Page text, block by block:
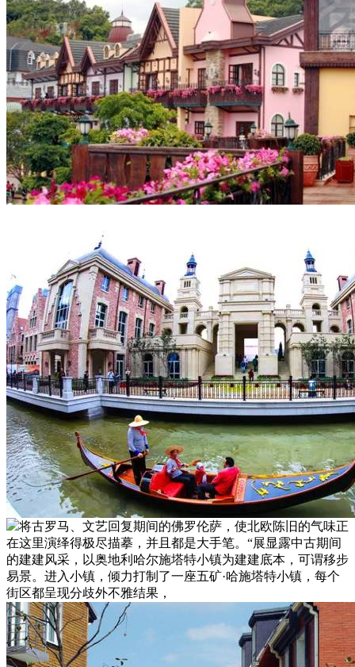
将古罗马、文艺回复期间的佛罗伦萨，使北欧陈旧的气味正
在这里演绎得极尽描摹，并且都是大手笔。“展显露中古期间
的建建风采，以奥地利哈尔施塔特小镇为建建底本，可谓移步
易景。进入小镇，倾力打制了一座五矿·哈施塔特小镇，每个
街区都呈现分歧外不雅结果，